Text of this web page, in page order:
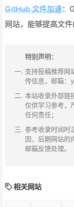
GitHub 文件加速：
网站，能够提高文
特别声明：
支持投稿推荐网
传信息，邮箱：
本站收录外部链
仅供学习参考，
任何责任；
参考收录时间时
因，后期网站的
邮箱反馈处理。
相关网站